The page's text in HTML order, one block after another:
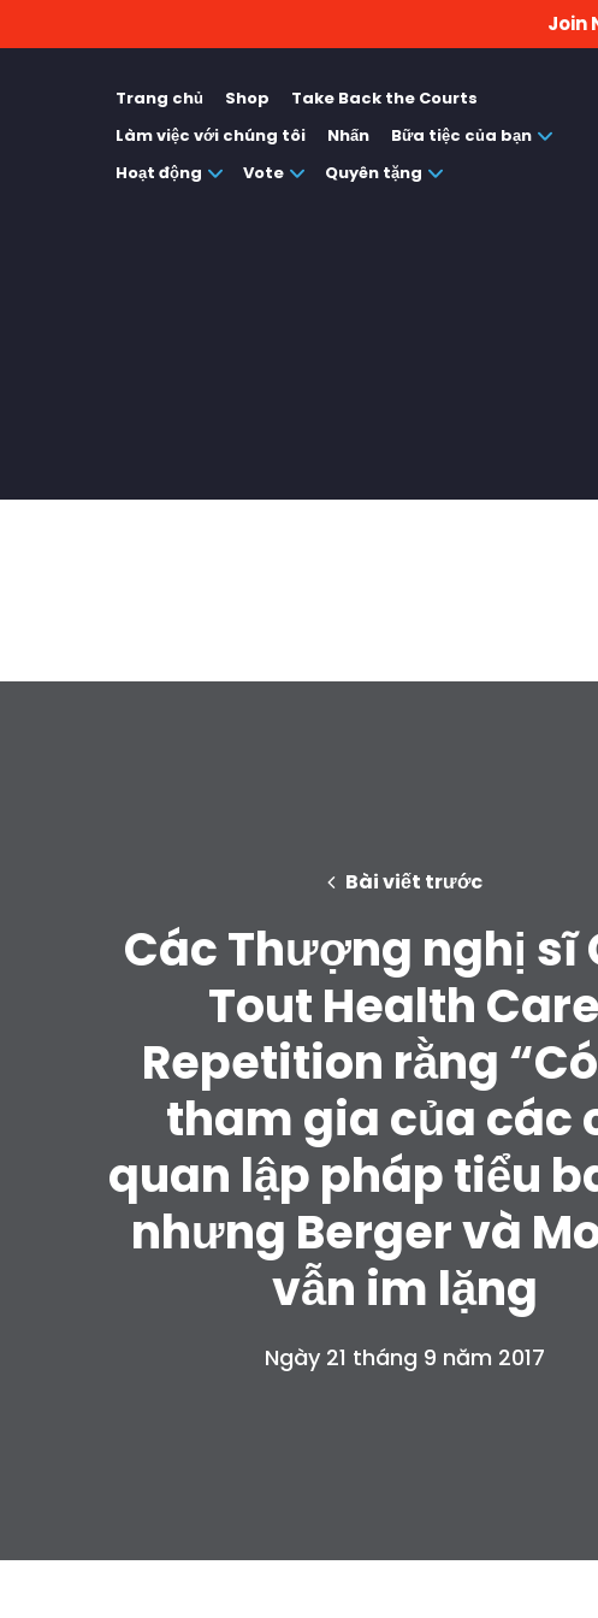
Join
Trang chủ Shop
Take Back the Courts
Làm việc với chúng tôi
Nhấn
Bữa tiệc của bạn
Hoạt động
Vote Quyên tặng
Bài viết trước
Các Thượng nghị sĩ
Tout Health Care
Repetition rằng
tham gia của các
quan lập pháp tiểu
nhưng Berger và
vẫn im lặng
Ngày 21 tháng 9 năm 2017